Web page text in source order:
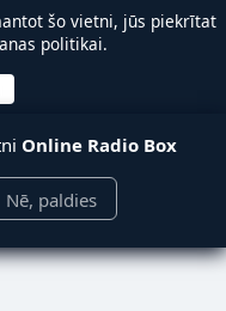
šo vietni, jūs piekrītat
politikai.
Online Radio Box
Nē, paldies